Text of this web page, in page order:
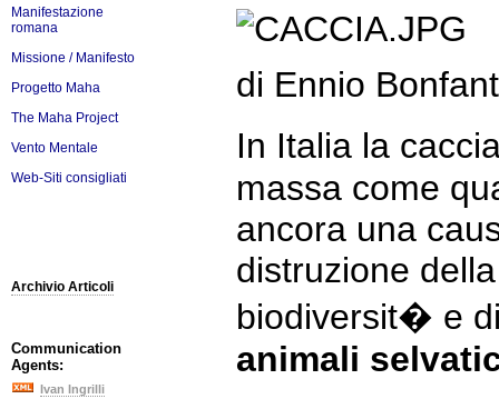
Manifestazione
romana
Missione / Manifesto
Progetto Maha
The Maha Project
Vento Mentale
Web-Siti consigliati
Archivio Articoli
Communication
Agents:
Ivan Ingrilli
di Ennio
In Italia la
massa come
ancora una
distruzione
biodiversit� e
animali